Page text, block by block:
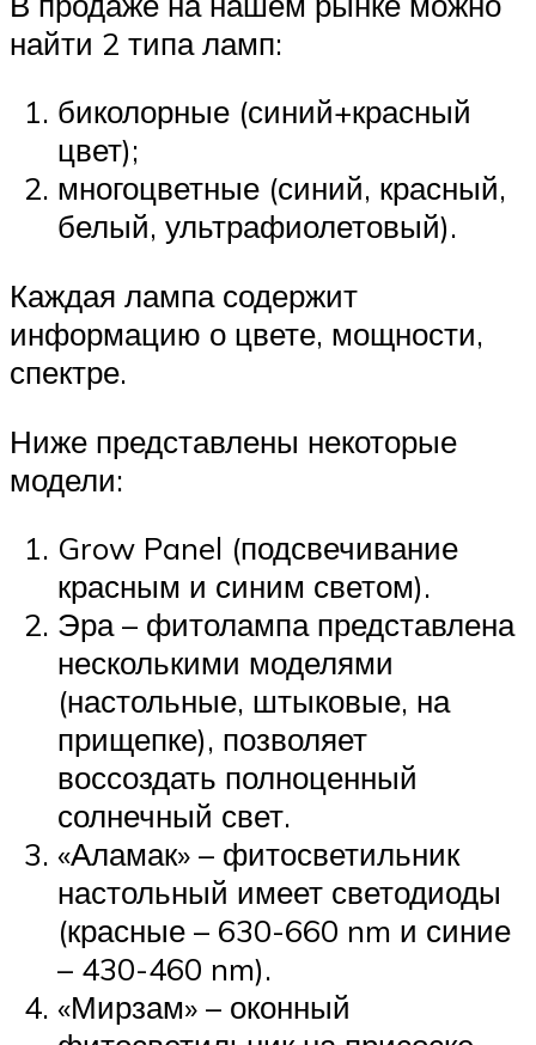
найти 2 типа ламп:
биколорные (синий+красный
цвет);
многоцветные (синий, красный,
белый, ультрафиолетовый).
Каждая лампа содержит
информацию о цвете, мощности,
спектре.
Ниже представлены некоторые
модели:
Grow Panel (подсвечивание
красным и синим светом).
Эра – фитолампа представлена
несколькими моделями
(настольные, штыковые, на
прищепке), позволяет
воссоздать полноценный
солнечный свет.
«Аламак» – фитосветильник
настольный имеет светодиоды
(красные – 630-660 nm и синие
– 430-460 nm).
«Мирзам» – оконный